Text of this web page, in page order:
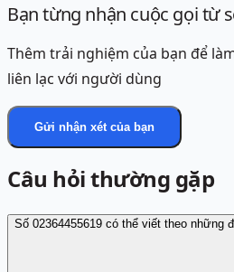
Bạn từng nhận cuộc gọi từ
Thêm trải nghiệm của bạn để
liên lạc với người dùng
Gửi nhận xét của bạn
Câu hỏi thường gặp
Số 02364455619 có thể viết theo những